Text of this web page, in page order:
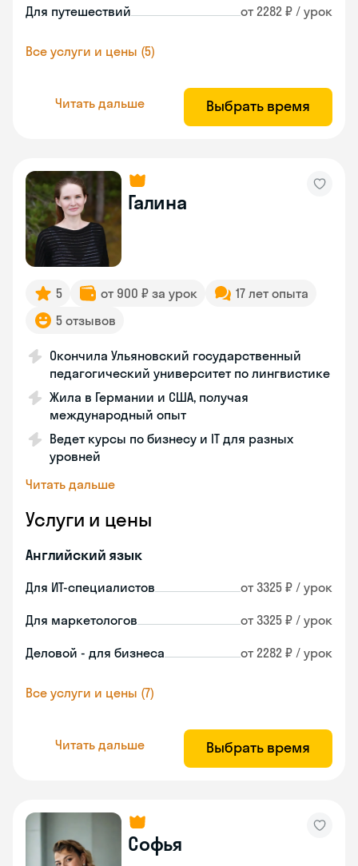
Для путешествий от 2282 ₽ / урок
Все услуги и цены (5)
Читать дальше Выбрать время
Галина
5 от 900 ₽ за урок
17 лет опыта
5 отзывов
Окончила Ульяновский государственный
педагогический университет по лингвистике
Жила в Германии и США, получая
международный опыт
Ведет курсы по бизнесу и IT для разных
уровней
Читать дальше
Услуги и цены
Английский язык
Для ИТ-специалистов от 3325 ₽ / урок
Для маркетологов от 3325 ₽ / урок
Деловой - для бизнеса от 2282 ₽ / урок
Все услуги и цены (7)
Читать дальше Выбрать время
Софья